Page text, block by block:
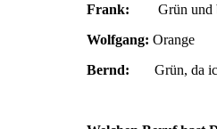
Frank: Grün und
Wolfgang: Orange
Bernd: Grün, da ich